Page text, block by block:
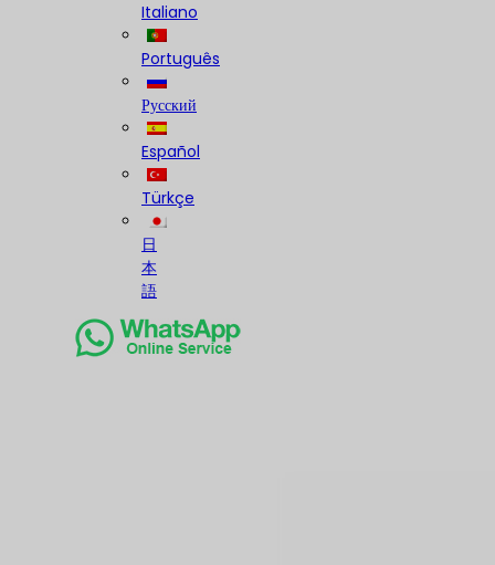
Italiano
Português
Русский
Español
Türkçe
日
本
語